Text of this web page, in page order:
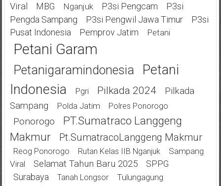
Viral
MBG Nganjuk P3si Pengcam
P3si
Pengda Sampang
P3si Pengwil Jawa Timur
P3si
Pusat Indonesia
Pemprov Jatim Petani
Petani Garam
Petanigaramindonesia
Petani
Indonesia
Pgri Pilkada 2024
Pilkada
Sampang
Polda Jatim Polres Ponorogo
Ponorogo
PT.Sumatraco Langgeng
Makmur
Pt.SumatracoLanggeng Makmur
Reog Ponorogo Rutan Kelas IIB Nganjuk
Sampang
Viral
Selamat Tahun Baru 2025
SPPG
Surabaya
Tanah Longsor Tulungagung